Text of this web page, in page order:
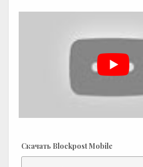
Скачать Blockpost Mobile